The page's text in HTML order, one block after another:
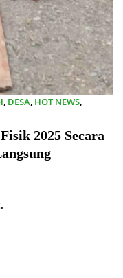
, DESA, HOT NEWS,
2025 Secara